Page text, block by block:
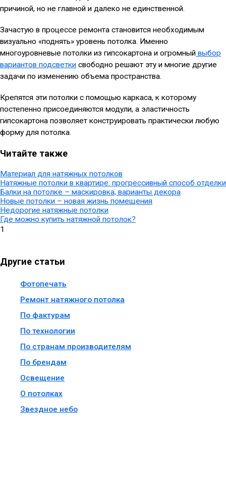
причиной, но не главной и далеко не единственной.
Зачастую в процессе ремонта становится необходимым
визуально «поднять» уровень потолка. Именно
многоуровневые потолки из гипсокартона и огромный выбор
вариантов подсветки свободно решают эту и многие другие
задачи по изменению объема пространства.
Крепятся эти потолки с помощью каркаса, к которому
постепенно присоединяются модули, а эластичность
гипсокартона позволяет конструировать практически любую
форму для потолка.
Читайте также
Материал для натяжных потолков
Натяжные потолки в квартире: прогрессивный способ отделки
Балки на потолке – маскировка, варианты декора
Новые потолки – новая жизнь помещения
Недорогие натяжные потолки
Где можно купить натяжной потолок?
Другие статьи
Фотопечать
Ремонт натяжного потолка
По фактурам
По технологии
По странам производителям
По брендам
Освещение
О потолках
Звездное небо